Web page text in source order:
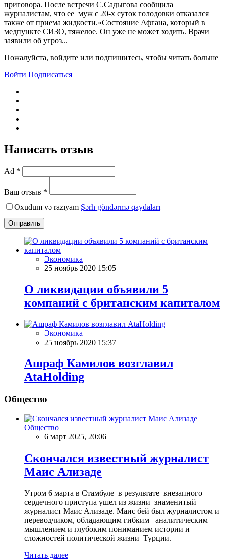
приговора. После встречи С.Садыгова сообщила
журналистам, что ее муж с 20-х суток голодовки отказался
также от приема жидкости.«Состояние Афгана, который в
медпункте СИЗО, тяжелое. Он уже не может ходить. Врачи
заявили об угроз...
Пожалуйста, войдите или подпишитесь, чтобы читать больше
Войти Подписаться
Написать отзыв
Ad *
Ваш отзыв *
Oxudum və razıyam Şərh göndərmə qaydaları
Отправить
Экономика
25 ноябрь 2020 15:05
О ликвидации объявили 5
компаний с британским капиталом
Экономика
25 ноябрь 2020 15:37
Ашраф Камилов возглавил
AtaHolding
Общество
Общество
6 март 2025, 20:06
Скончался известный журналист
Маис Ализаде
Утром 6 марта в Стамбуле в результате внезапного
сердечного приступа ушел из жизни знаменитый
журналист Маис Ализаде. Маис бей был журналистом и
переводчиком, обладающим гибким аналитическим
мышлением и глубоким пониманием истории и
сложностей политической жизни Турции.
Читать далее